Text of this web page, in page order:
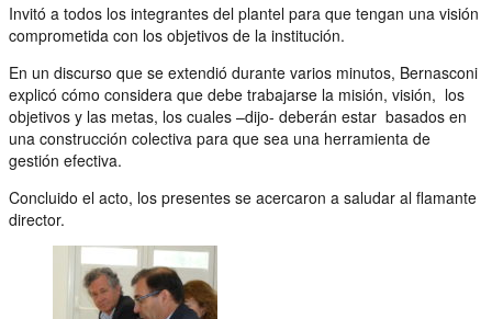
Invitó a todos los integrantes del plantel para que tengan una visión
comprometida con los objetivos de la institución.
En un discurso que se extendió durante varios minutos, Bernasconi
explicó cómo considera que debe trabajarse la misión, visión, los
objetivos y las metas, los cuales –dijo- deberán estar basados en
una construcción colectiva para que sea una herramienta de
gestión efectiva.
Concluido el acto, los presentes se acercaron a saludar al flamante
director.